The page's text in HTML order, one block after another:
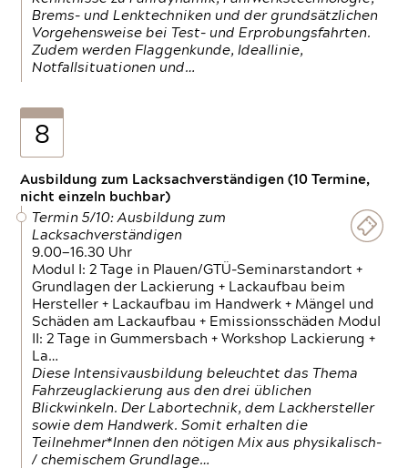
Brems- und Lenktechniken und der grundsätzlichen
Vorgehensweise bei Test- und Erprobungsfahrten.
Zudem werden Flaggenkunde, Ideallinie,
Notfallsituationen und…
8
Ausbildung zum Lacksachverständigen (10 Termine,
nicht einzeln buchbar)
Termin 5/10: Ausbildung zum
Lacksachverständigen
9.00—16.30 Uhr
Modul I: 2 Tage in Plauen/GTÜ-Seminarstandort +
Grundlagen der Lackierung + Lackaufbau beim
Hersteller + Lackaufbau im Handwerk + Mängel und
Schäden am Lackaufbau + Emissionsschäden Modul
II: 2 Tage in Gummersbach + Workshop Lackierung +
La…
Diese Intensivausbildung beleuchtet das Thema
Fahrzeuglackierung aus den drei üblichen
Blickwinkeln. Der Labortechnik, dem Lackhersteller
sowie dem Handwerk. Somit erhalten die
Teilnehmer*Innen den nötigen Mix aus physikalisch-
/ chemischem Grundlage…